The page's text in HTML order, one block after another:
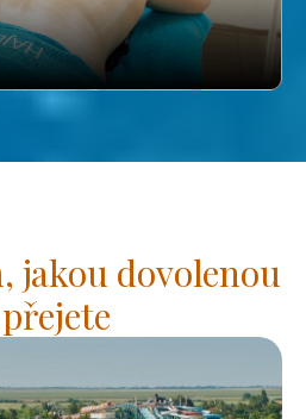
jakou dovolenou